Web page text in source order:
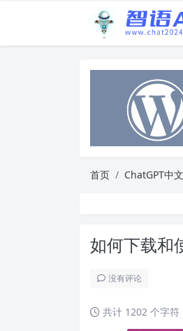
首页 ChatGPT中
如何下载和
没有评论
共计 1202 个字符